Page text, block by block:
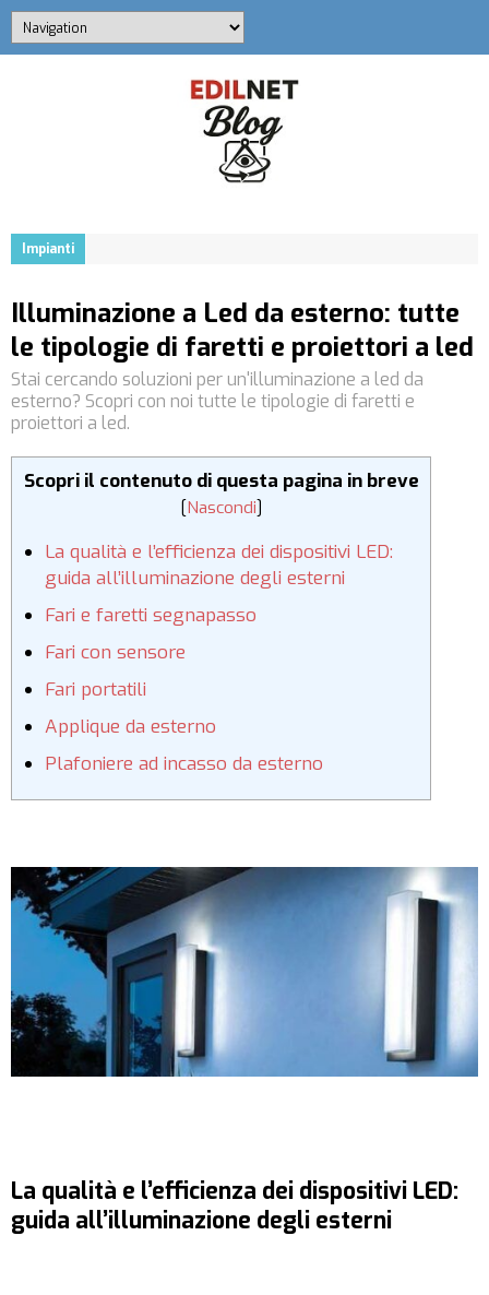
Impianti
Illuminazione a Led da esterno: tutte
le tipologie di faretti e proiettori a led
Stai cercando soluzioni per un'illuminazione a led da
esterno? Scopri con noi tutte le tipologie di faretti e
proiettori a led.
Scopri il contenuto di questa pagina in breve
[Nascondi]
La qualità e l’efficienza dei dispositivi LED:
guida all’illuminazione degli esterni
Fari e faretti segnapasso
Fari con sensore
Fari portatili
Applique da esterno
Plafoniere ad incasso da esterno
La qualità e l’efficienza dei dispositivi LED:
guida all’illuminazione degli esterni